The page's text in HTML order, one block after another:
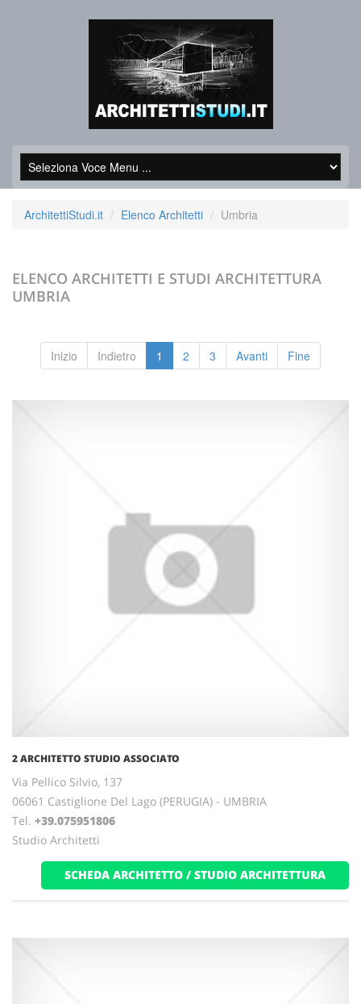
ArchitettiStudi.it Elenco Architetti Umbria
ELENCO ARCHITETTI E STUDI ARCHITETTURA
UMBRIA
Inizio Indietro 1 2 3 Avanti Fine
2 ARCHITETTO STUDIO ASSOCIATO
Via Pellico Silvio, 137
06061 Castiglione Del Lago (PERUGIA) - UMBRIA
Tel. +39.075951806
Studio Architetti
SCHEDA ARCHITETTO / STUDIO ARCHITETTURA